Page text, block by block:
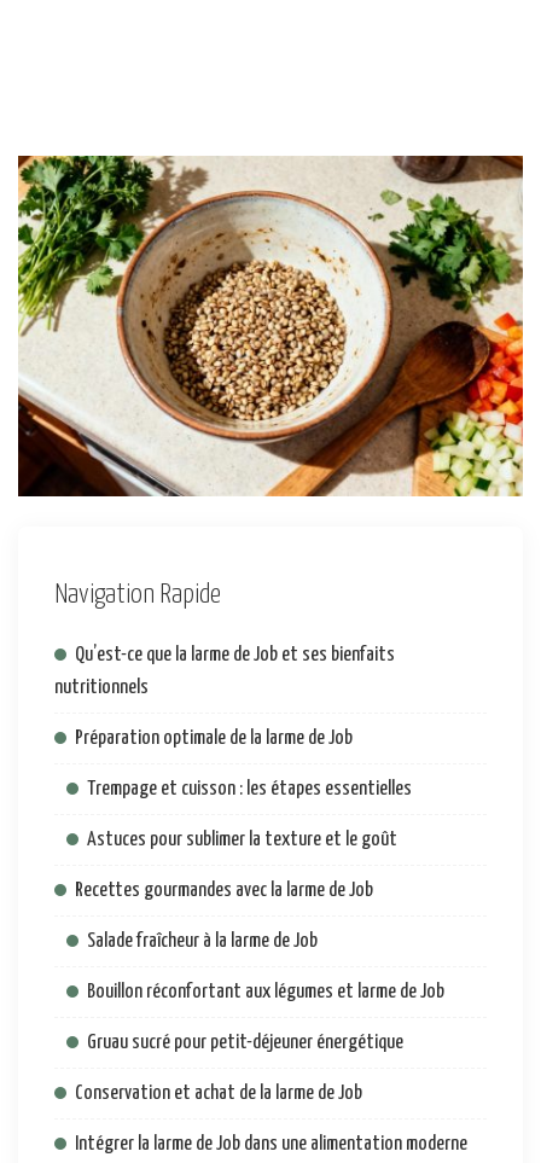
Navigation Rapide
Qu’est-ce que la larme de Job et ses bienfaits
nutritionnels
Préparation optimale de la larme de Job
Trempage et cuisson : les étapes essentielles
Astuces pour sublimer la texture et le goût
Recettes gourmandes avec la larme de Job
Salade fraîcheur à la larme de Job
Bouillon réconfortant aux légumes et larme de Job
Gruau sucré pour petit-déjeuner énergétique
Conservation et achat de la larme de Job
Intégrer la larme de Job dans une alimentation moderne